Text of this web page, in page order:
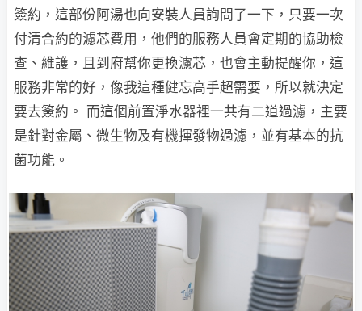
簽約，這部份阿湯也向安裝人員詢問了一下，只要一次
付清合約的濾芯費用，他們的服務人員會定期的協助檢
查、維護，且到府幫你更換濾芯，也會主動提醒你，這
服務非常的好，像我這種健忘高手超需要，所以就決定
要去簽約。 而這個前置淨水器裡一共有二道過濾，主要
是針對金屬、微生物及有機揮發物過濾，並有基本的抗
菌功能。